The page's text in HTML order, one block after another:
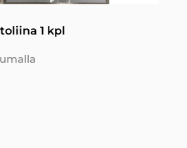
1 kpl